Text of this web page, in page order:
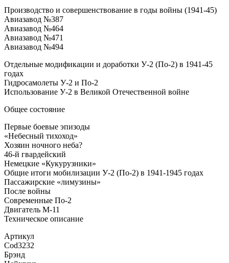
Производство и совершенствование в годы войны (1941-45)
Авиазавод №387
Авиазавод №464
Авиазавод №471
Авиазавод №494
Отдельные модификации и доработки У-2 (По-2) в 1941-45
годах
Гидросамолеты У-2 и По-2
Использование У-2 в Великой Отечественной войне
Общее состояние
Первые боевые эпизоды
«Небесный тихоход»
Хозяин ночного неба?
46-й гвардейский
Немецкие «Кукурузники»
Общие итоги мобилизации У-2 (По-2) в 1941-1945 годах
Пассажирские «лимузины»
После войны
Современные По-2
Двигатель М-11
Техническое описание
Артикул
Cod3232
Брэнд